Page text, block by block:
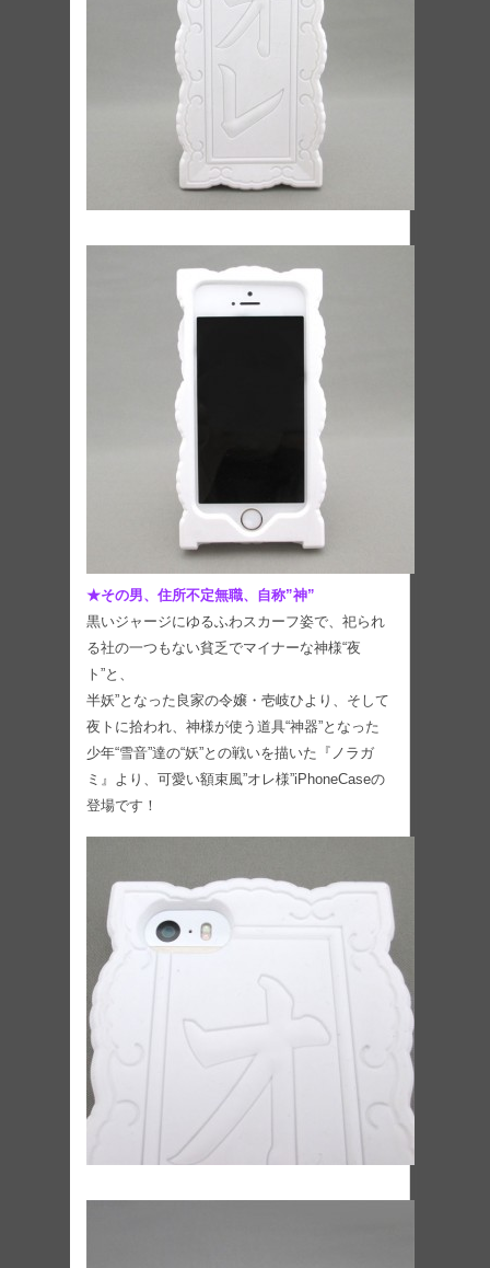
★その男、住所不定無職、自称”神”
黒いジャージにゆるふわスカーフ姿で、祀られ
る社の一つもない貧乏でマイナーな神様“夜
ト”と、
半妖”となった良家の令嬢・壱岐ひより、そして
夜トに拾われ、神様が使う道具“神器”となった
少年“雪音”達の“妖”との戦いを描いた『ノラガ
ミ』より、可愛い額束風”オレ様”iPhoneCaseの
登場です！